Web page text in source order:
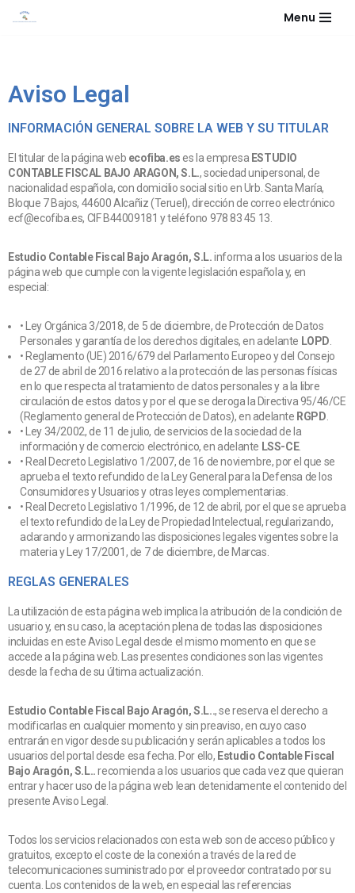
Menu
Aviso Legal
INFORMACIÓN GENERAL SOBRE LA WEB Y SU TITULAR
El titular de la página web ecofiba.eses la empresa ESTUDIO
CONTABLE FISCAL BAJO ARAGON, S.L., sociedad unipersonal, de
nacionalidad española, con domicilio social sitio en Urb. Santa María,
Bloque 7 Bajos, 44600 Alcañiz (Teruel), dirección de correo electrónico
ecf@ecofiba.es, CIF B44009181 y teléfono 978 83 45 13.
Estudio Contable Fiscal Bajo Aragón, S.L.informa a los usuarios de la
página web que cumple con la vigente legislación española y, en
especial:
• Ley Orgánica 3/2018, de 5 de diciembre, de Protección de Datos
Personales y garantía de los derechos digitales, en adelante LOPD.
• Reglamento (UE) 2016/679 del Parlamento Europeo y del Consejo
de 27 de abril de 2016 relativo a la protección de las personas físicas
en lo que respecta al tratamiento de datos personales y a la libre
circulación de estos datos y por el que se deroga la Directiva 95/46/CE
(Reglamento general de Protección de Datos), en adelante RGPD.
• Ley 34/2002, de 11 de julio, de servicios de la sociedad de la
información y de comercio electrónico, en adelante LSS-CE.
• Real Decreto Legislativo 1/2007, de 16 de noviembre, por el que se
aprueba el texto refundido de la Ley General para la Defensa de los
Consumidores y Usuarios y otras leyes complementarias.
• Real Decreto Legislativo 1/1996, de 12 de abril, por el que se aprueba
el texto refundido de la Ley de Propiedad Intelectual, regularizando,
aclarando y armonizando las disposiciones legales vigentes sobre la
materia y Ley 17/2001, de 7 de diciembre, de Marcas.
REGLAS GENERALES
La utilización de esta página web implica la atribución de la condición de
usuario y, en su caso, la aceptación plena de todas las disposiciones
incluidas en este Aviso Legal desde el mismo momento en que se
accede a la página web. Las presentes condiciones son las vigentes
desde la fecha de su última actualización.
Estudio Contable Fiscal Bajo Aragón, S.L.., se reserva el derecho a
modificarlas en cualquier momento y sin preaviso, en cuyo caso
entrarán en vigor desde su publicación y serán aplicables a todos los
usuarios del portal desde esa fecha. Por ello, Estudio Contable Fiscal
Bajo Aragón, S.L..recomienda a los usuarios que cada vez que quieran
entrar y hacer uso de la página web lean detenidamente el contenido del
presente Aviso Legal.
Todos los servicios relacionados con esta web son de acceso público y
gratuitos, excepto el coste de la conexión a través de la red de
telecomunicaciones suministrado por el proveedor contratado por su
cuenta. Los contenidos de la web, en especial las referencias